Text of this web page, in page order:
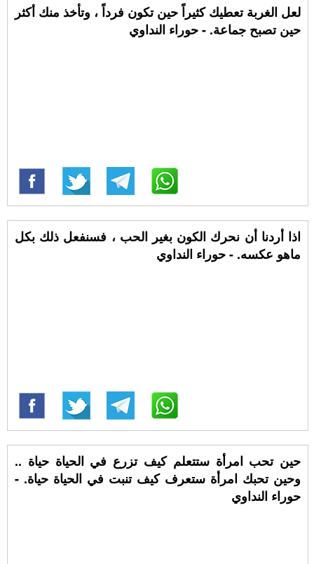
لعل الغربة تعطيك كثيراً حين تكون فرداً ، وتأخذ منك أكثر
حين تصبح جماعة. - حوراء النداوي
اذا أردنا أن نحرك الكون بغير الحب ، فسنفعل ذلك بكل
ماهو عكسه. - حوراء النداوي
حين تحب امرأة ستتعلم كيف تزرع في الحياة حياة ..
وحين تحبك امرأة ستعرف كيف تنبت في الحياة حياة. -
حوراء النداوي